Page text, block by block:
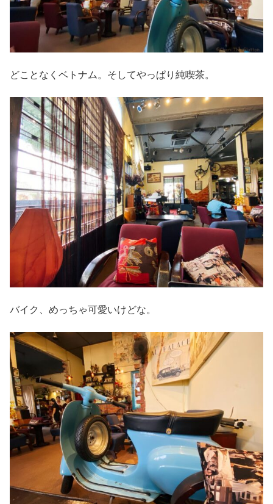
どことなくベトナム。そしてやっぱり純喫茶。
バイク、めっちゃ可愛いけどな。